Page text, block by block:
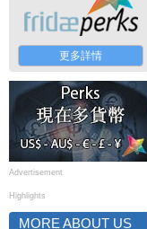
更多詳情
Advertisement
Highlights
MORE ABOUT US